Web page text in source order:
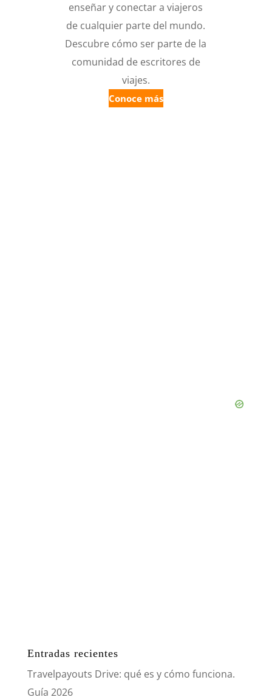
enseñar y conectar a viajeros
de cualquier parte del mundo.
Descubre cómo ser parte de la
comunidad de escritores de
viajes.
Conoce más
Entradas recientes
Travelpayouts Drive: qué es y cómo funciona.
Guía 2026